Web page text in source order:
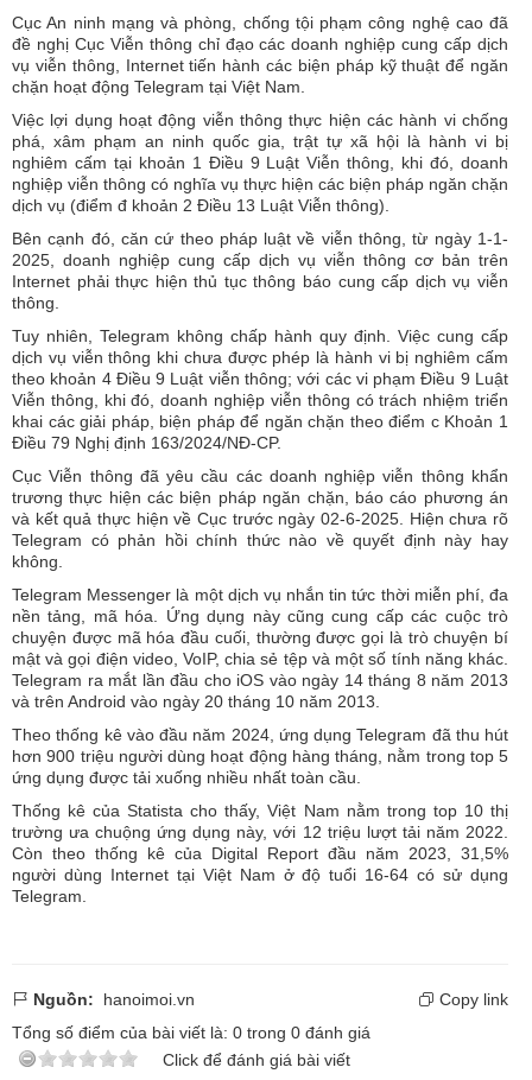
Cục An ninh mạng và phòng, chống tội phạm công nghệ cao đã
đề nghị Cục Viễn thông chỉ đạo các doanh nghiệp cung cấp dịch
vụ viễn thông, Internet tiến hành các biện pháp kỹ thuật để ngăn
chặn hoạt động Telegram tại Việt Nam.
Việc lợi dụng hoạt động viễn thông thực hiện các hành vi chống
phá, xâm phạm an ninh quốc gia, trật tự xã hội là hành vi bị
nghiêm cấm tại khoản 1 Điều 9 Luật Viễn thông, khi đó, doanh
nghiệp viễn thông có nghĩa vụ thực hiện các biện pháp ngăn chặn
dịch vụ (điểm đ khoản 2 Điều 13 Luật Viễn thông).
Bên cạnh đó, căn cứ theo pháp luật về viễn thông, từ ngày 1-1-
2025, doanh nghiệp cung cấp dịch vụ viễn thông cơ bản trên
Internet phải thực hiện thủ tục thông báo cung cấp dịch vụ viễn
thông.
Tuy nhiên, Telegram không chấp hành quy định. Việc cung cấp
dịch vụ viễn thông khi chưa được phép là hành vi bị nghiêm cấm
theo khoản 4 Điều 9 Luật viễn thông; với các vi phạm Điều 9 Luật
Viễn thông, khi đó, doanh nghiệp viễn thông có trách nhiệm triển
khai các giải pháp, biện pháp để ngăn chặn theo điểm c Khoản 1
Điều 79 Nghị định 163/2024/NĐ-CP.
Cục Viễn thông đã yêu cầu các doanh nghiệp viễn thông khẩn
trương thực hiện các biện pháp ngăn chặn, báo cáo phương án
và kết quả thực hiện về Cục trước ngày 02-6-2025. Hiện chưa rõ
Telegram có phản hồi chính thức nào về quyết định này hay
không.
Telegram Messenger là một dịch vụ nhắn tin tức thời miễn phí, đa
nền tảng, mã hóa. Ứng dụng này cũng cung cấp các cuộc trò
chuyện được mã hóa đầu cuối, thường được gọi là trò chuyện bí
mật và gọi điện video, VoIP, chia sẻ tệp và một số tính năng khác.
Telegram ra mắt lần đầu cho iOS vào ngày 14 tháng 8 năm 2013
và trên Android vào ngày 20 tháng 10 năm 2013.
Theo thống kê vào đầu năm 2024, ứng dụng Telegram đã thu hút
hơn 900 triệu người dùng hoạt động hàng tháng, nằm trong top 5
ứng dụng được tải xuống nhiều nhất toàn cầu.
Thống kê của Statista cho thấy, Việt Nam nằm trong top 10 thị
trường ưa chuộng ứng dụng này, với 12 triệu lượt tải năm 2022.
Còn theo thống kê của Digital Report đầu năm 2023, 31,5%
người dùng Internet tại Việt Nam ở độ tuổi 16-64 có sử dụng
Telegram.
Nguồn: hanoimoi.vn
Copy link
Tổng số điểm của bài viết là: 0 trong 0 đánh giá
Click để đánh giá bài viết